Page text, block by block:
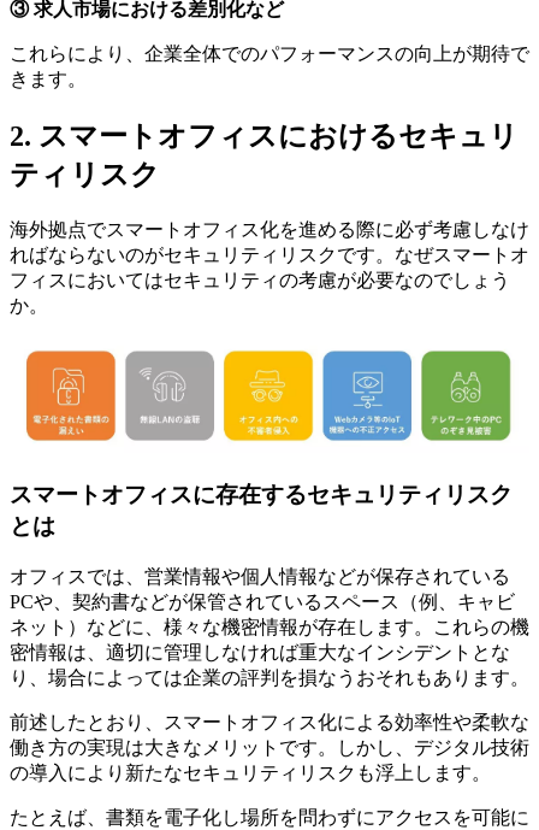
③ 求人市場における差別化など
これらにより、企業全体でのパフォーマンスの向上が期待で
きます。
2. スマートオフィスにおけるセキュリ
ティリスク
海外拠点でスマートオフィス化を進める際に必ず考慮しなけ
ればならないのがセキュリティリスクです。なぜスマートオ
フィスにおいてはセキュリティの考慮が必要なのでしょう
か。
スマートオフィスに存在するセキュリティリスク
とは
オフィスでは、営業情報や個人情報などが保存されている
PCや、契約書などが保管されているスペース（例、キャビ
ネット）などに、様々な機密情報が存在します。これらの機
密情報は、適切に管理しなければ重大なインシデントとな
り、場合によっては企業の評判を損なうおそれもあります。
前述したとおり、スマートオフィス化による効率性や柔軟な
働き方の実現は大きなメリットです。しかし、デジタル技術
の導入により新たなセキュリティリスクも浮上します。
たとえば、書類を電子化し場所を問わずにアクセスを可能に